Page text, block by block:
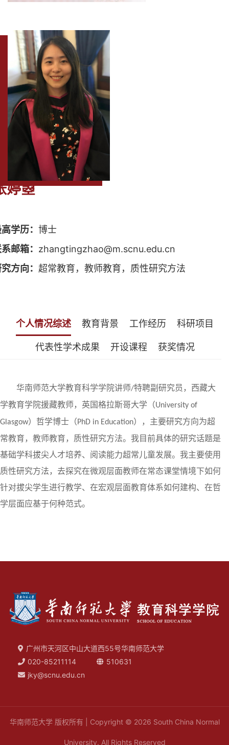
婷曌
学历： 博士
邮箱： zhangtingzhao@m.scnu.edu.cn
方向： 超常教育，教师教育，质性研究方法
个人情况综述 教育背景 工作经历 科研项目
代表性学术成果 开设课程 获奖情况
华南师范大学教育科学学院讲师/特聘副研究员，西藏大
学教育学院援藏教师，英国格拉斯哥大学（University of
Glasgow）哲学博士（PhD in Education）
，主要研究方向为超
常教育，教师教育，质性研究方法。我目前具体的研究话题是
基础学科拔尖人才培养、阅读能力超常儿童发展。我主要使用
质性研究方法，去探究在微观层面教师在常态课堂情境下如何
针对拔尖学生进行教学、在宏观层面教育体系如何建构、在哲
学层面应基于何种范式。
广州市天河区中山大道西55号华南师范大学
020-85211114
510631
jky@scnu.edu.cn
华南师范大学 版权所有 | Copyright © 2026 South China Normal
University. All Rights Reserved